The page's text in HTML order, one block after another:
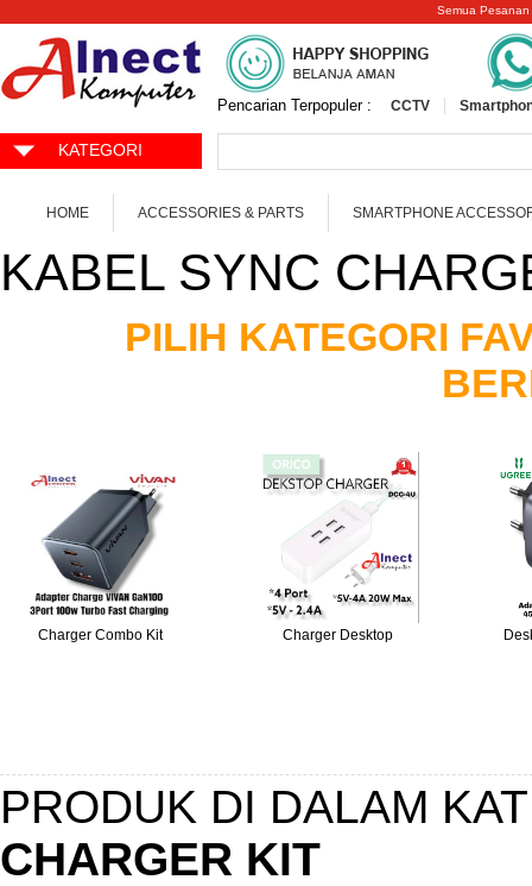
Semua Pesanan
Pencarian Terpopuler : CCTV
KATEGORI
HOME ACCESSORIES & PARTS SMARTPHONE
KABEL SYNC
PILIH KATEGORI
Charger Combo Kit Charger Desktop
PRODUK DI DALAM
CHARGER KIT